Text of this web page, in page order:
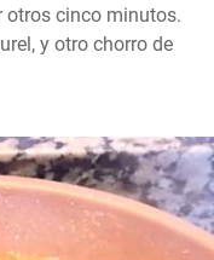
otros cinco minutos.
y otro chorro de